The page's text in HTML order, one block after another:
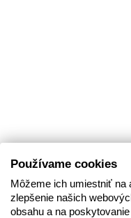
Používame cookies
Môžeme ich umiestniť na
zlepšenie našich
obsahu a na